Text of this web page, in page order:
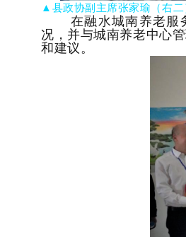
▲县政协副主席张家瑜（右二
在融水城南养老服
况，并与城南养老中心
和建议。